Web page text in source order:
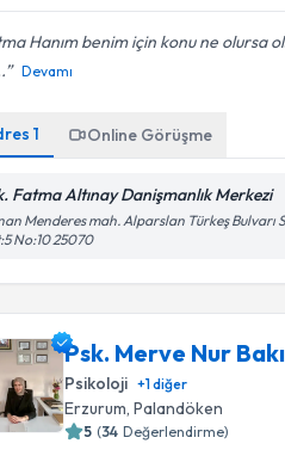
Hanım benim için konu ne olursa
Devamı
1 Online Görüşme
Fatma Altınay Danişmanlık Merkezi
Menderes mah. Alparslan Türkeş Bulvarı
No:10 25070
Psk. Merve Nur
Psikoloji +1diğer
Erzurum, Palandöken
5 (34 Değerlendirme)